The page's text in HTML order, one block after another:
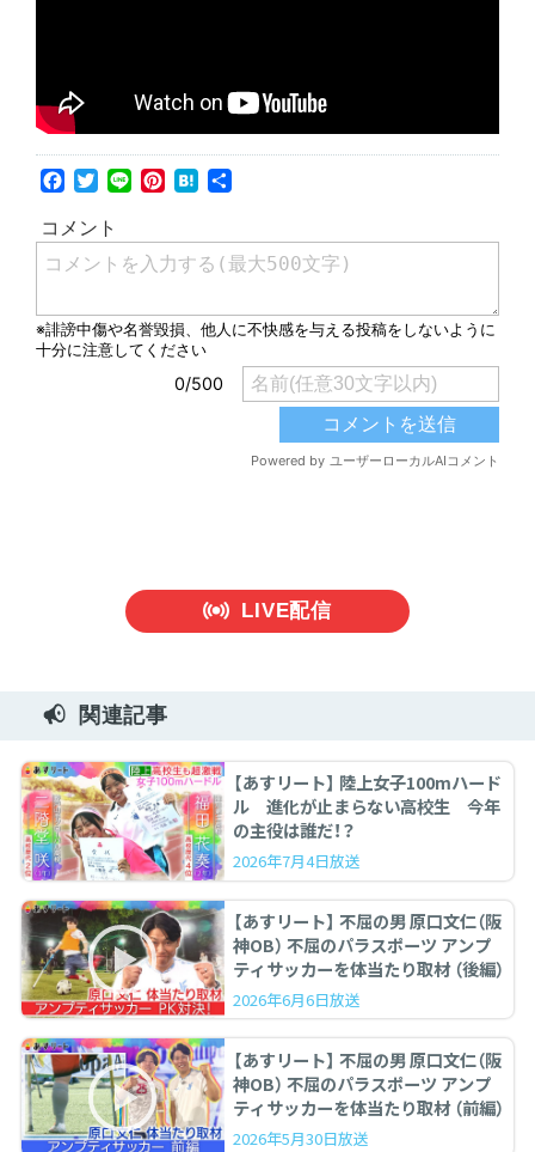
Facebook
Twitter
LinePinterest
Hatena
共
LIVE配信
関連記事
【あすリート】 陸上女子100mハード
ル 進化が止まらない高校生 今年
の主役は誰だ！？
2026年7月4日放送
【あすリート】 不屈の男 原口文仁（阪
神OB） 不屈のパラスポーツ アンプ
ティサッカーを体当たり取材 （後編）
2026年6月6日放送
【あすリート】 不屈の男 原口文仁（阪
神OB） 不屈のパラスポーツ アンプ
ティサッカーを体当たり取材 （前編）
2026年5月30日放送